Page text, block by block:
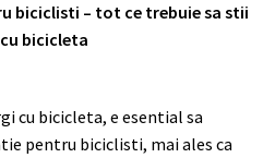
copil
biciclisti – tot ce trebuie sa stii
bicicleta
cu bicicleta, e esential sa
pentru biciclisti, mai ales ca